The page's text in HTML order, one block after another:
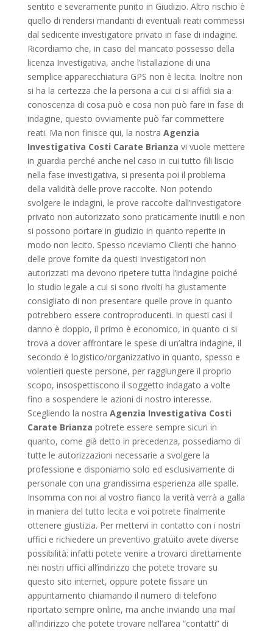
sentito e severamente punito in Giudizio. Altro rischio è
quello di rendersi mandanti di eventuali reati commessi
dal sedicente investigatore privato in fase di indagine.
Ricordiamo che, in caso del mancato possesso della
licenza Investigativa, anche l’istallazione di una
semplice apparecchiatura GPS non è lecita. Inoltre non
si ha la certezza che la persona a cui ci si affidi sia a
conoscenza di cosa può e cosa non può fare in fase di
indagine, questo ovviamente può far commettere
reati. Ma non finisce qui, la nostra Agenzia
Investigativa Costi Carate Brianza vi vuole mettere
in guardia perché anche nel caso in cui tutto fili liscio
nella fase investigativa, si presenta poi il problema
della validità delle prove raccolte. Non potendo
svolgere le indagini, le prove raccolte dall’investigatore
privato non autorizzato sono praticamente inutili e non
si possono portare in giudizio in quanto reperite in
modo non lecito. Spesso riceviamo Clienti che hanno
delle prove fornite da questi investigatori non
autorizzati ma devono ripetere tutta l’indagine poiché
lo studio legale a cui si sono rivolti ha giustamente
consigliato di non presentare quelle prove in quanto
potrebbero essere controproducenti. In questi casi il
danno è doppio, il primo è economico, in quanto ci si
trova a dover affrontare le spese di un’altra indagine, il
secondo è logistico/organizzativo in quanto, spesso e
volentieri queste persone, per raggiungere il proprio
scopo, insospettiscono il soggetto indagato a volte
fino a sospendere le azioni di nostro interesse.
Scegliendo la nostra Agenzia Investigativa Costi
Carate Brianza potrete essere sempre sicuri in
quanto, come già detto in precedenza, possediamo di
tutte le autorizzazioni necessarie a svolgere la
professione e disponiamo solo ed esclusivamente di
personale con una grandissima esperienza alle spalle.
Insomma con noi al vostro fianco la verità verrà a galla
in maniera del tutto lecita e voi potrete finalmente
ottenere giustizia. Per mettervi in contatto con i nostri
uffici e richiedere un preventivo gratuito avete diverse
possibilità: infatti potete venire a trovarci direttamente
nei nostri uffici all’indirizzo che potete trovare su
questo sito internet, oppure potete fissare un
appuntamento chiamando il numero di telefono
riportato sempre online, ma anche inviando una mail
all’indirizzo che potete trovare nell’area “contatti” di